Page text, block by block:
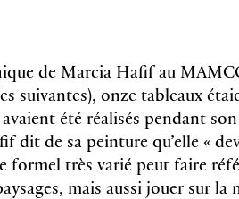
de Marcia Hafif au
suivantes), onze tableaux
été réalisés pendant
de sa peinture qu’elle «
très varié peut faire
mais aussi jouer sur la